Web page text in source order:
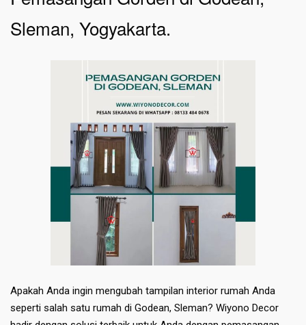
Sleman, Yogyakarta.
Apakah Anda ingin mengubah tampilan interior rumah Anda
seperti salah satu rumah di Godean, Sleman? Wiyono Decor